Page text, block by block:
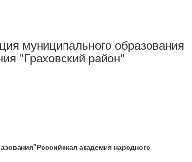
муниципального образования
"Граховский район"
академия народного